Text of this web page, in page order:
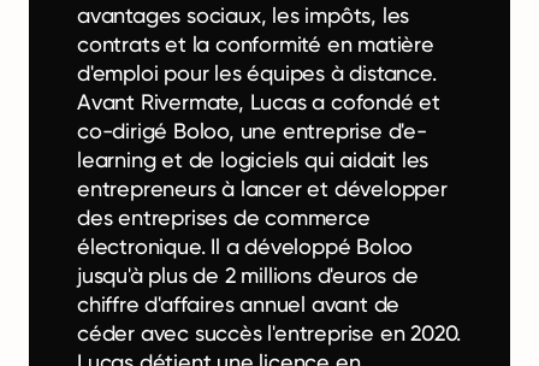
avantages sociaux, les impôts, les
contrats et la conformité en matière
d'emploi pour les équipes à distance.
Avant Rivermate, Lucas a cofondé et
co-dirigé Boloo, une entreprise d'e-
learning et de logiciels qui aidait les
entrepreneurs à lancer et développer
des entreprises de commerce
électronique. Il a développé Boloo
jusqu'à plus de 2 millions d'euros de
chiffre d'affaires annuel avant de
céder avec succès l'entreprise en 2020.